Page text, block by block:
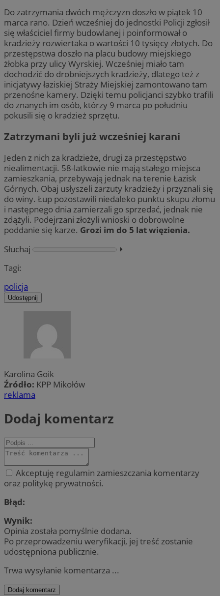
Do zatrzymania dwóch mężczyzn doszło w piątek 10
marca rano. Dzień wcześniej do jednostki Policji zgłosił
się właściciel firmy budowlanej i poinformował o
kradzieży rozwiertaka o wartości 10 tysięcy złotych. Do
przestępstwa doszło na placu budowy miejskiego
żłobka przy ulicy Wyrskiej. Wcześniej miało tam
dochodzić do drobniejszych kradzieży, dlatego też z
inicjatywy łaziskiej Straży Miejskiej zamontowano tam
przenośne kamery. Dzięki temu policjanci szybko trafili
do znanych im osób, którzy 9 marca po południu
pokusili się o kradzież sprzętu.
Zatrzymani byli już wcześniej karani
Jeden z nich za kradzieże, drugi za przestępstwo
niealimentacji. 58-latkowie nie mają stałego miejsca
zamieszkania, przebywają jednak na terenie Łazisk
Górnych. Obaj usłyszeli zarzuty kradzieży i przyznali się
do winy. Łup pozostawili niedaleko punktu skupu złomu
i następnego dnia zamierzali go sprzedać, jednak nie
zdążyli. Podejrzani złożyli wnioski o dobrowolne
poddanie się karze. Grozi im do 5 lat więzienia.
Słuchaj
⏵︎
Tagi:
policja
Udostępnij
Karolina Goik
Źródło: KPP Mikołów
reklama
Dodaj komentarz
Akceptuję regulamin zamieszczania komentarzy
oraz politykę prywatności.
Błąd:
Wynik:
Opinia została pomyślnie dodana.
Po przeprowadzeniu weryfikacji, jej treść zostanie
udostępniona publicznie.
Trwa wysyłanie komentarza ...
Dodaj komentarz